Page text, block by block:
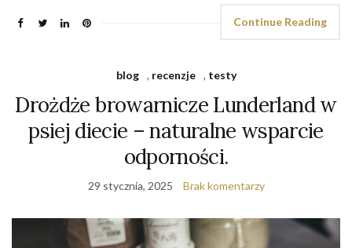
Continue Reading
blog , recenzje , testy
Drożdże browarnicze Lunderland w
psiej diecie – naturalne wsparcie
odporności.
29 stycznia, 2025 Brak komentarzy